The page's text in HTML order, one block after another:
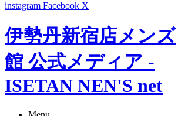
instagram Facebook X
伊勢丹新宿店メンズ
館 公式メディア -
ISETAN NEN'S net